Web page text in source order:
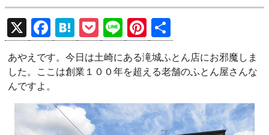
X
F
a
ce
o
o
H
at
e
a
P
o
ck
Li
n
e
Pi
nt
er
t
有
あやえです。今日は土崎にある滝城ふとん店にお邪魔しま
した。ここは創業１００年を超える老舗のふとん屋さんな
んですよ。